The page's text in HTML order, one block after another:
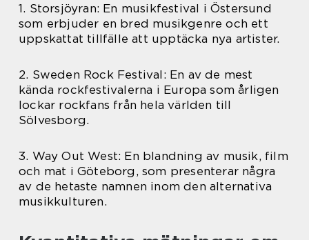
1. Storsjöyran: En musikfestival i Östersund
som erbjuder en bred musikgenre och ett
uppskattat tillfälle att upptäcka nya artister.
2. Sweden Rock Festival: En av de mest
kända rockfestivalerna i Europa som årligen
lockar rockfans från hela världen till
Sölvesborg.
3. Way Out West: En blandning av musik, film
och mat i Göteborg, som presenterar några
av de hetaste namnen inom den alternativa
musikkulturen.